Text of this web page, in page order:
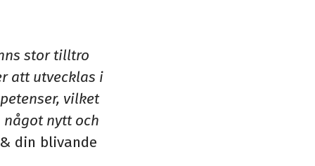
stor tilltro
att utvecklas i
vilket
nytt och
din blivande